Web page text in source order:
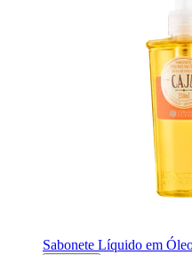
Sabonete Líquido em